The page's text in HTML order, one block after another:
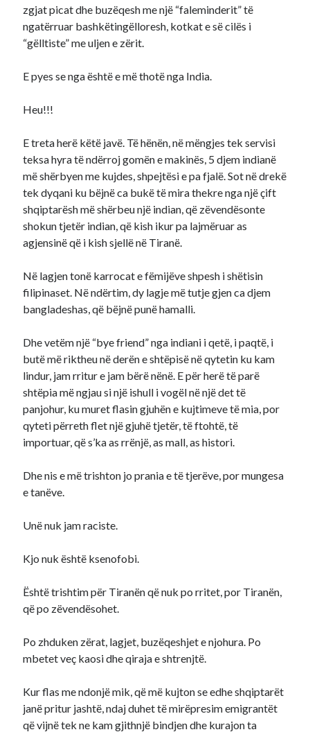
zgjat picat dhe buzëqesh me një “faleminderit” të
ngatërruar bashkëtingëlloresh, kotkat e së cilës i
“gëlltiste” me uljen e zërit.
E pyes se nga është e më thotë nga India.
Heu!!!
E treta herë këtë javë. Të hënën, në mëngjes tek servisi
teksa hyra të ndërroj gomën e makinës, 5 djem indianë
më shërbyen me kujdes, shpejtësi e pa fjalë. Sot në drekë
tek dyqani ku bëjnë ca bukë të mira thekre nga një çift
shqiptarësh më shërbeu një indian, që zëvendësonte
shokun tjetër indian, që kish ikur pa lajmëruar as
agjensinë që i kish sjellë në Tiranë.
Në lagjen tonë karrocat e fëmijëve shpesh i shëtisin
filipinaset. Në ndërtim, dy lagje më tutje gjen ca djem
bangladeshas, që bëjnë punë hamalli.
Dhe vetëm një “bye friend” nga indiani i qetë, i paqtë, i
butë më riktheu në derën e shtëpisë në qytetin ku kam
lindur, jam rritur e jam bërë nënë. E për herë të parë
shtëpia më ngjau si një ishull i vogël në një det të
panjohur, ku muret flasin gjuhën e kujtimeve të mia, por
qyteti përreth flet një gjuhë tjetër, të ftohtë, të
importuar, që s’ka as rrënjë, as mall, as histori.
Dhe nis e më trishton jo prania e të tjerëve, por mungesa
e tanëve.
Unë nuk jam raciste.
Kjo nuk është ksenofobi.
Është trishtim për Tiranën që nuk po rritet, por Tiranën,
që po zëvendësohet.
Po zhduken zërat, lagjet, buzëqeshjet e njohura. Po
mbetet veç kaosi dhe qiraja e shtrenjtë.
Kur flas me ndonjë mik, që më kujton se edhe shqiptarët
janë pritur jashtë, ndaj duhet të mirëpresim emigrantët
që vijnë tek ne kam gjithnjë bindjen dhe kurajon ta